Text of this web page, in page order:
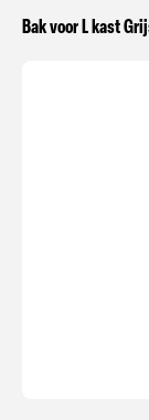
Bak voor L kast